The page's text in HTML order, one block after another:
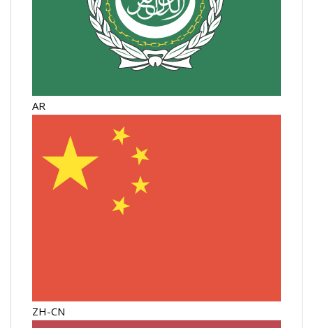
AR
ZH-CN